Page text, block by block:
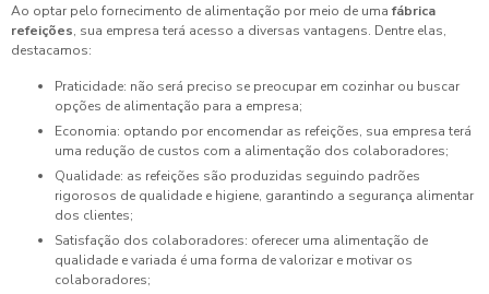
Ao optar pelo fornecimento de alimentação por meio de uma fábrica
refeições, sua empresa terá acesso a diversas vantagens. Dentre elas,
destacamos:
Praticidade: não será preciso se preocupar em cozinhar ou buscar
opções de alimentação para a empresa;
Economia: optando por encomendar as refeições, sua empresa terá
uma redução de custos com a alimentação dos colaboradores;
Qualidade: as refeições são produzidas seguindo padrões
rigorosos de qualidade e higiene, garantindo a segurança alimentar
dos clientes;
Satisfação dos colaboradores: oferecer uma alimentação de
qualidade e variada é uma forma de valorizar e motivar os
colaboradores;